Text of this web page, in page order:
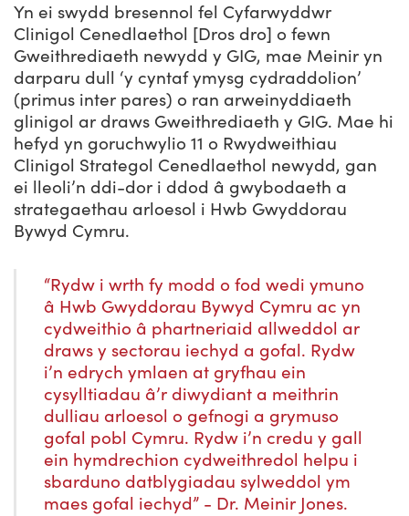
Yn ei swydd bresennol fel Cyfarwyddwr
Clinigol Cenedlaethol [Dros dro] o fewn
Gweithrediaeth newydd y GIG, mae Meinir yn
darparu dull ‘y cyntaf ymysg cydraddolion’
(primus inter pares) o ran arweinyddiaeth
glinigol ar draws Gweithrediaeth y GIG. Mae hi
hefyd yn goruchwylio 11 o Rwydweithiau
Clinigol Strategol Cenedlaethol newydd, gan
ei lleoli’n ddi-dor i ddod â gwybodaeth a
strategaethau arloesol i Hwb Gwyddorau
Bywyd Cymru.
“Rydw i wrth fy modd o fod wedi ymuno
â Hwb Gwyddorau Bywyd Cymru ac yn
cydweithio â phartneriaid allweddol ar
draws y sectorau iechyd a gofal. Rydw
i’n edrych ymlaen at gryfhau ein
cysylltiadau â’r diwydiant a meithrin
dulliau arloesol o gefnogi a grymuso
gofal pobl Cymru. Rydw i’n credu y gall
ein hymdrechion cydweithredol helpu i
sbarduno datblygiadau sylweddol ym
maes gofal iechyd” - Dr. Meinir Jones.